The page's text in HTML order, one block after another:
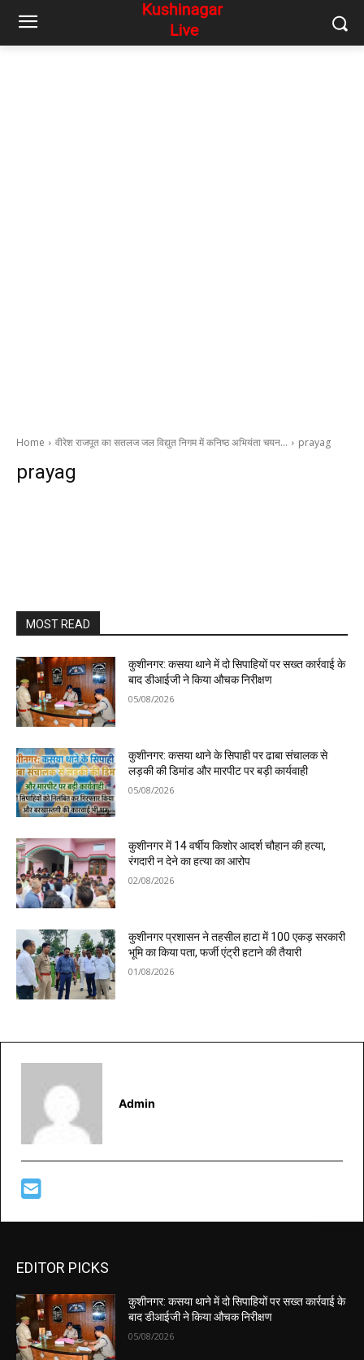
Home वीरेश राजपूत का सतलज जल विद्युत निगम में कनिष्ठ अभियंता चयन… prayag
prayag
MOST READ
कुशीनगर: कसया थाने में दो सिपाहियों पर सख्त कार्रवाई के
बाद डीआईजी ने किया औचक निरीक्षण
05/08/2026
कुशीनगर: कसया थाने के सिपाही पर ढाबा संचालक से
लड़की की डिमांड और मारपीट पर बड़ी कार्यवाही
05/08/2026
कुशीनगर में 14 वर्षीय किशोर आदर्श चौहान की हत्या,
रंगदारी न देने का हत्या का आरोप
02/08/2026
कुशीनगर प्रशासन ने तहसील हाटा में 100 एकड़ सरकारी
भूमि का किया पता, फर्जी एंट्री हटाने की तैयारी
01/08/2026
Admin
EDITOR PICKS
कुशीनगर: कसया थाने में दो सिपाहियों पर सख्त कार्रवाई के
बाद डीआईजी ने किया औचक निरीक्षण
05/08/2026